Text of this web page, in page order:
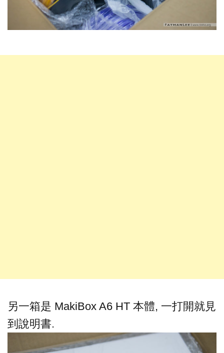
另一箱是 MakiBox A6 HT 本體, 一打開就見
到說明書.